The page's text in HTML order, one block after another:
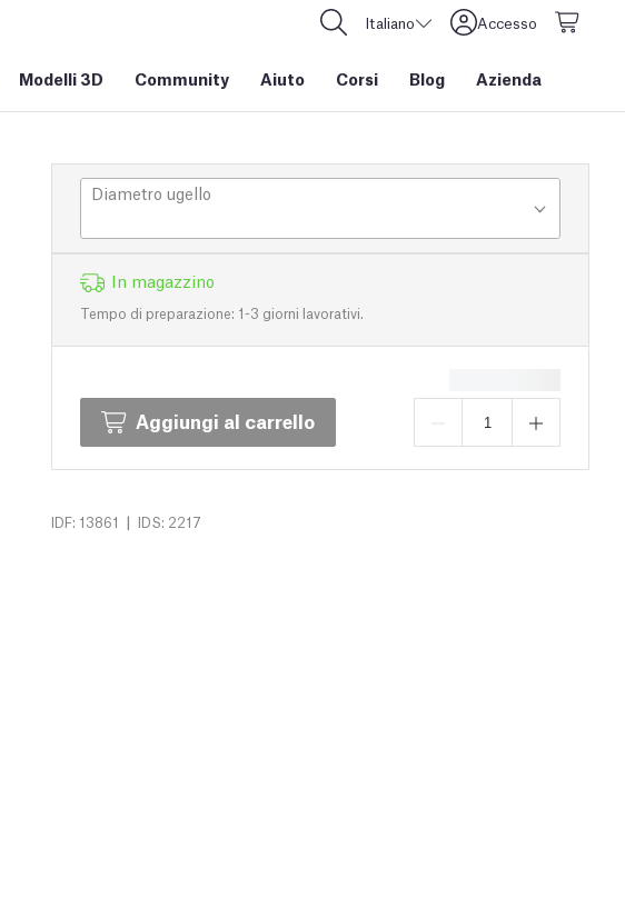
Italiano Accesso
Modelli 3D Community Aiuto Corsi Blog Azienda
Diametro ugello
In magazzino
Tempo di preparazione: 1-3 giorni lavorativi.
Aggiungi al carrello
IDF: 13861 | IDS: 2217